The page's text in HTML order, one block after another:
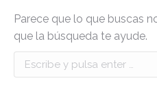
Parece que lo que buscas
que la búsqueda te ayude.
Buscar: